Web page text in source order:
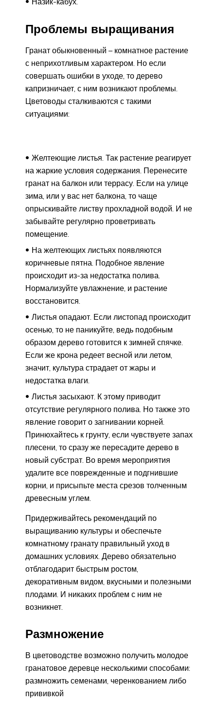
Проблемы выращивания
Гранат обыкновенный – комнатное растение
с неприхотливым характером. Но если
совершать ошибки в уходе, то дерево
капризничает, с ним возникают проблемы.
Цветоводы сталкиваются с такими
ситуациями:
Желтеющие листья. Так растение реагирует
на жаркие условия содержания. Перенесите
гранат на балкон или террасу. Если на улице
зима, или у вас нет балкона, то чаще
опрыскивайте листву прохладной водой. И не
забывайте регулярно проветривать
помещение.
На желтеющих листьях появляются
коричневые пятна. Подобное явление
происходит из-за недостатка полива.
Нормализуйте увлажнение, и растение
восстановится.
Листья опадают. Если листопад происходит
осенью, то не паникуйте, ведь подобным
образом дерево готовится к зимней спячке.
Если же крона редеет весной или летом,
значит, культура страдает от жары и
недостатка влаги.
Листья засыхают. К этому приводит
отсутствие регулярного полива. Но также это
явление говорит о загнивании корней.
Принюхайтесь к грунту, если чувствуете запах
плесени, то сразу же пересадите дерево в
новый субстрат. Во время мероприятия
удалите все поврежденные и подгнившие
корни, и присыпьте места срезов толченным
древесным углем.
Придерживайтесь рекомендаций по
выращиванию культуры и обеспечьте
комнатному гранату правильный уход в
домашних условиях. Дерево обязательно
отблагодарит быстрым ростом,
декоративным видом, вкусными и полезными
плодами. И никаких проблем с ним не
возникнет.
Размножение
В цветоводстве возможно получить молодое
гранатовое деревце несколькими способами:
размножить семенами, черенкованием либо
прививкой